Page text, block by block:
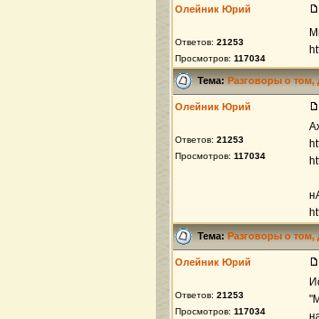
Олейник Юрий
Ответов: 21253
Просмотров: 117034
Тема:Разговоры о том,
Олейник Юрий
Ответов: 21253
Просмотров: 117034
Тема:Разговоры о том,
Олейник Юрий
Ответов: 21253
Просмотров: 117034